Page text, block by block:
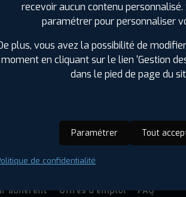
PROFIL PLUS DANS LES
MAYENNE (53)
+ D'INFOS
MORBIHAN (56)
+ D'INFOS
adherent Offres d'emploi FAQ
recevoir aucun contenu personnalisé.
paramétrer pour personnaliser
plus, vous avez la possibilité de
moment en cliquant sur le lien 'Gestion
dans le pied de page du
Paramétrer Tout
de confidentialité